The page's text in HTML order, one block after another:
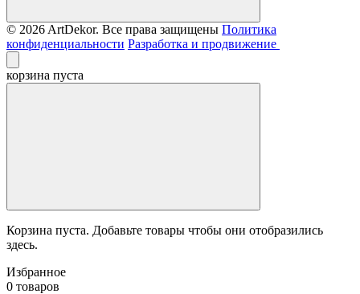
© 2026 ArtDekor. Все права защищены Политика
конфиденциальности Разработка и продвижение
корзина пуста
Корзина пуста. Добавьте товары чтобы они отобразились
здесь.
Избранное
0 товаров